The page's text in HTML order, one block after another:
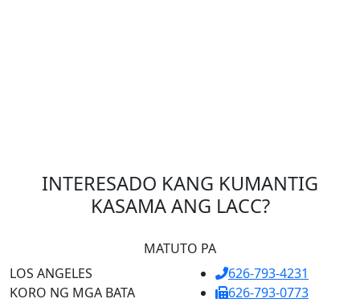
INTERESADO KANG KUMANTIG
KASAMA ANG LACC?
MATUTO PA
LOS ANGELES
KORO NG MGA BATA
626-793-4231
626-793-0773